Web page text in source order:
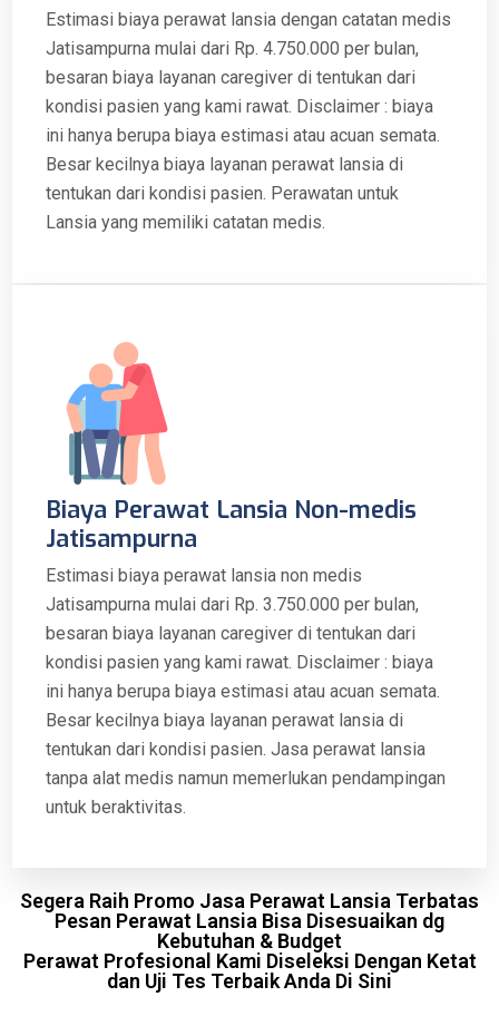
Estimasi biaya perawat lansia dengan catatan medis
Jatisampurna mulai dari Rp. 4.750.000 per bulan,
besaran biaya layanan caregiver di tentukan dari
kondisi pasien yang kami rawat. Disclaimer : biaya
ini hanya berupa biaya estimasi atau acuan semata.
Besar kecilnya biaya layanan perawat lansia di
tentukan dari kondisi pasien. Perawatan untuk
Lansia yang memiliki catatan medis.
Biaya Perawat Lansia Non-medis
Jatisampurna
Estimasi biaya perawat lansia non medis
Jatisampurna mulai dari Rp. 3.750.000 per bulan,
besaran biaya layanan caregiver di tentukan dari
kondisi pasien yang kami rawat. Disclaimer : biaya
ini hanya berupa biaya estimasi atau acuan semata.
Besar kecilnya biaya layanan perawat lansia di
tentukan dari kondisi pasien. Jasa perawat lansia
tanpa alat medis namun memerlukan pendampingan
untuk beraktivitas.
Segera Raih Promo Jasa Perawat Lansia Terbatas
Pesan Perawat Lansia Bisa Disesuaikan dg
Kebutuhan & Budget
Perawat Profesional Kami Diseleksi Dengan Ketat
dan Uji Tes Terbaik Anda Di Sini